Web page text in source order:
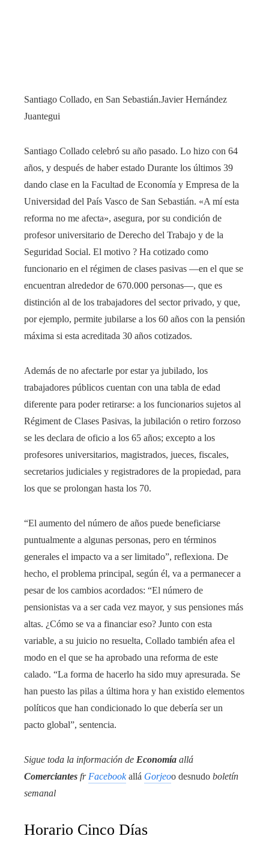
Santiago Collado, en San Sebastián.Javier Hernández
Juantegui
Santiago Collado celebró su año pasado. Lo hizo con 64
años, y después de haber estado Durante los últimos 39
dando clase en la Facultad de Economía y Empresa de la
Universidad del País Vasco de San Sebastián. «A mí esta
reforma no me afecta», asegura, por su condición de
profesor universitario de Derecho del Trabajo y de la
Seguridad Social. El motivo ? Ha cotizado como
funcionario en el régimen de clases pasivas —en el que se
encuentran alrededor de 670.000 personas—, que es
distinción al de los trabajadores del sector privado, y que,
por ejemplo, permite jubilarse a los 60 años con la pensión
máxima si esta acreditada 30 años cotizados.
Además de no afectarle por estar ya jubilado, los
trabajadores públicos cuentan con una tabla de edad
diferente para poder retirarse: a los funcionarios sujetos al
Régiment de Clases Pasivas, la jubilación o retiro forzoso
se les declara de oficio a los 65 años; excepto a los
profesores universitarios, magistrados, jueces, fiscales,
secretarios judiciales y registradores de la propiedad, para
los que se prolongan hasta los 70.
“El aumento del número de años puede beneficiarse
puntualmente a algunas personas, pero en términos
generales el impacto va a ser limitado”, reflexiona. De
hecho, el problema principal, según él, va a permanecer a
pesar de los cambios acordados: “El número de
pensionistas va a ser cada vez mayor, y sus pensiones más
altas. ¿Cómo se va a financiar eso? Junto con esta
variable, a su juicio no resuelta, Collado también afea el
modo en el que se ha aprobado una reforma de este
calado. “La forma de hacerlo ha sido muy apresurada. Se
han puesto las pilas a última hora y han existido elementos
políticos que han condicionado lo que debería ser un
pacto global”, sentencia.
Sigue toda la información de Economía allá
Comerciantes frFacebookallá Gorjeoo desnudo boletín
semanal
Horario Cinco Días